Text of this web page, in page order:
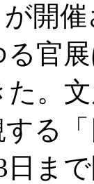
開
る官
。
る
日ま